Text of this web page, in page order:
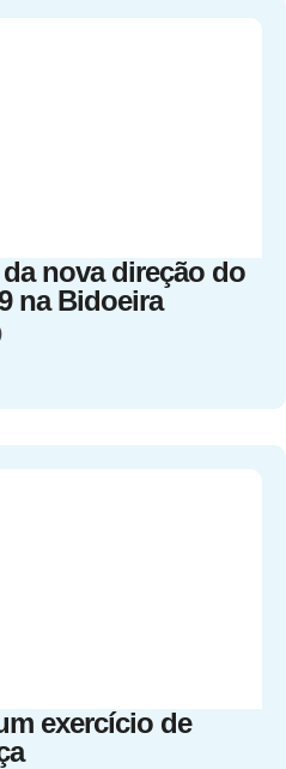
nova direção do
na Bidoeira
exercício de